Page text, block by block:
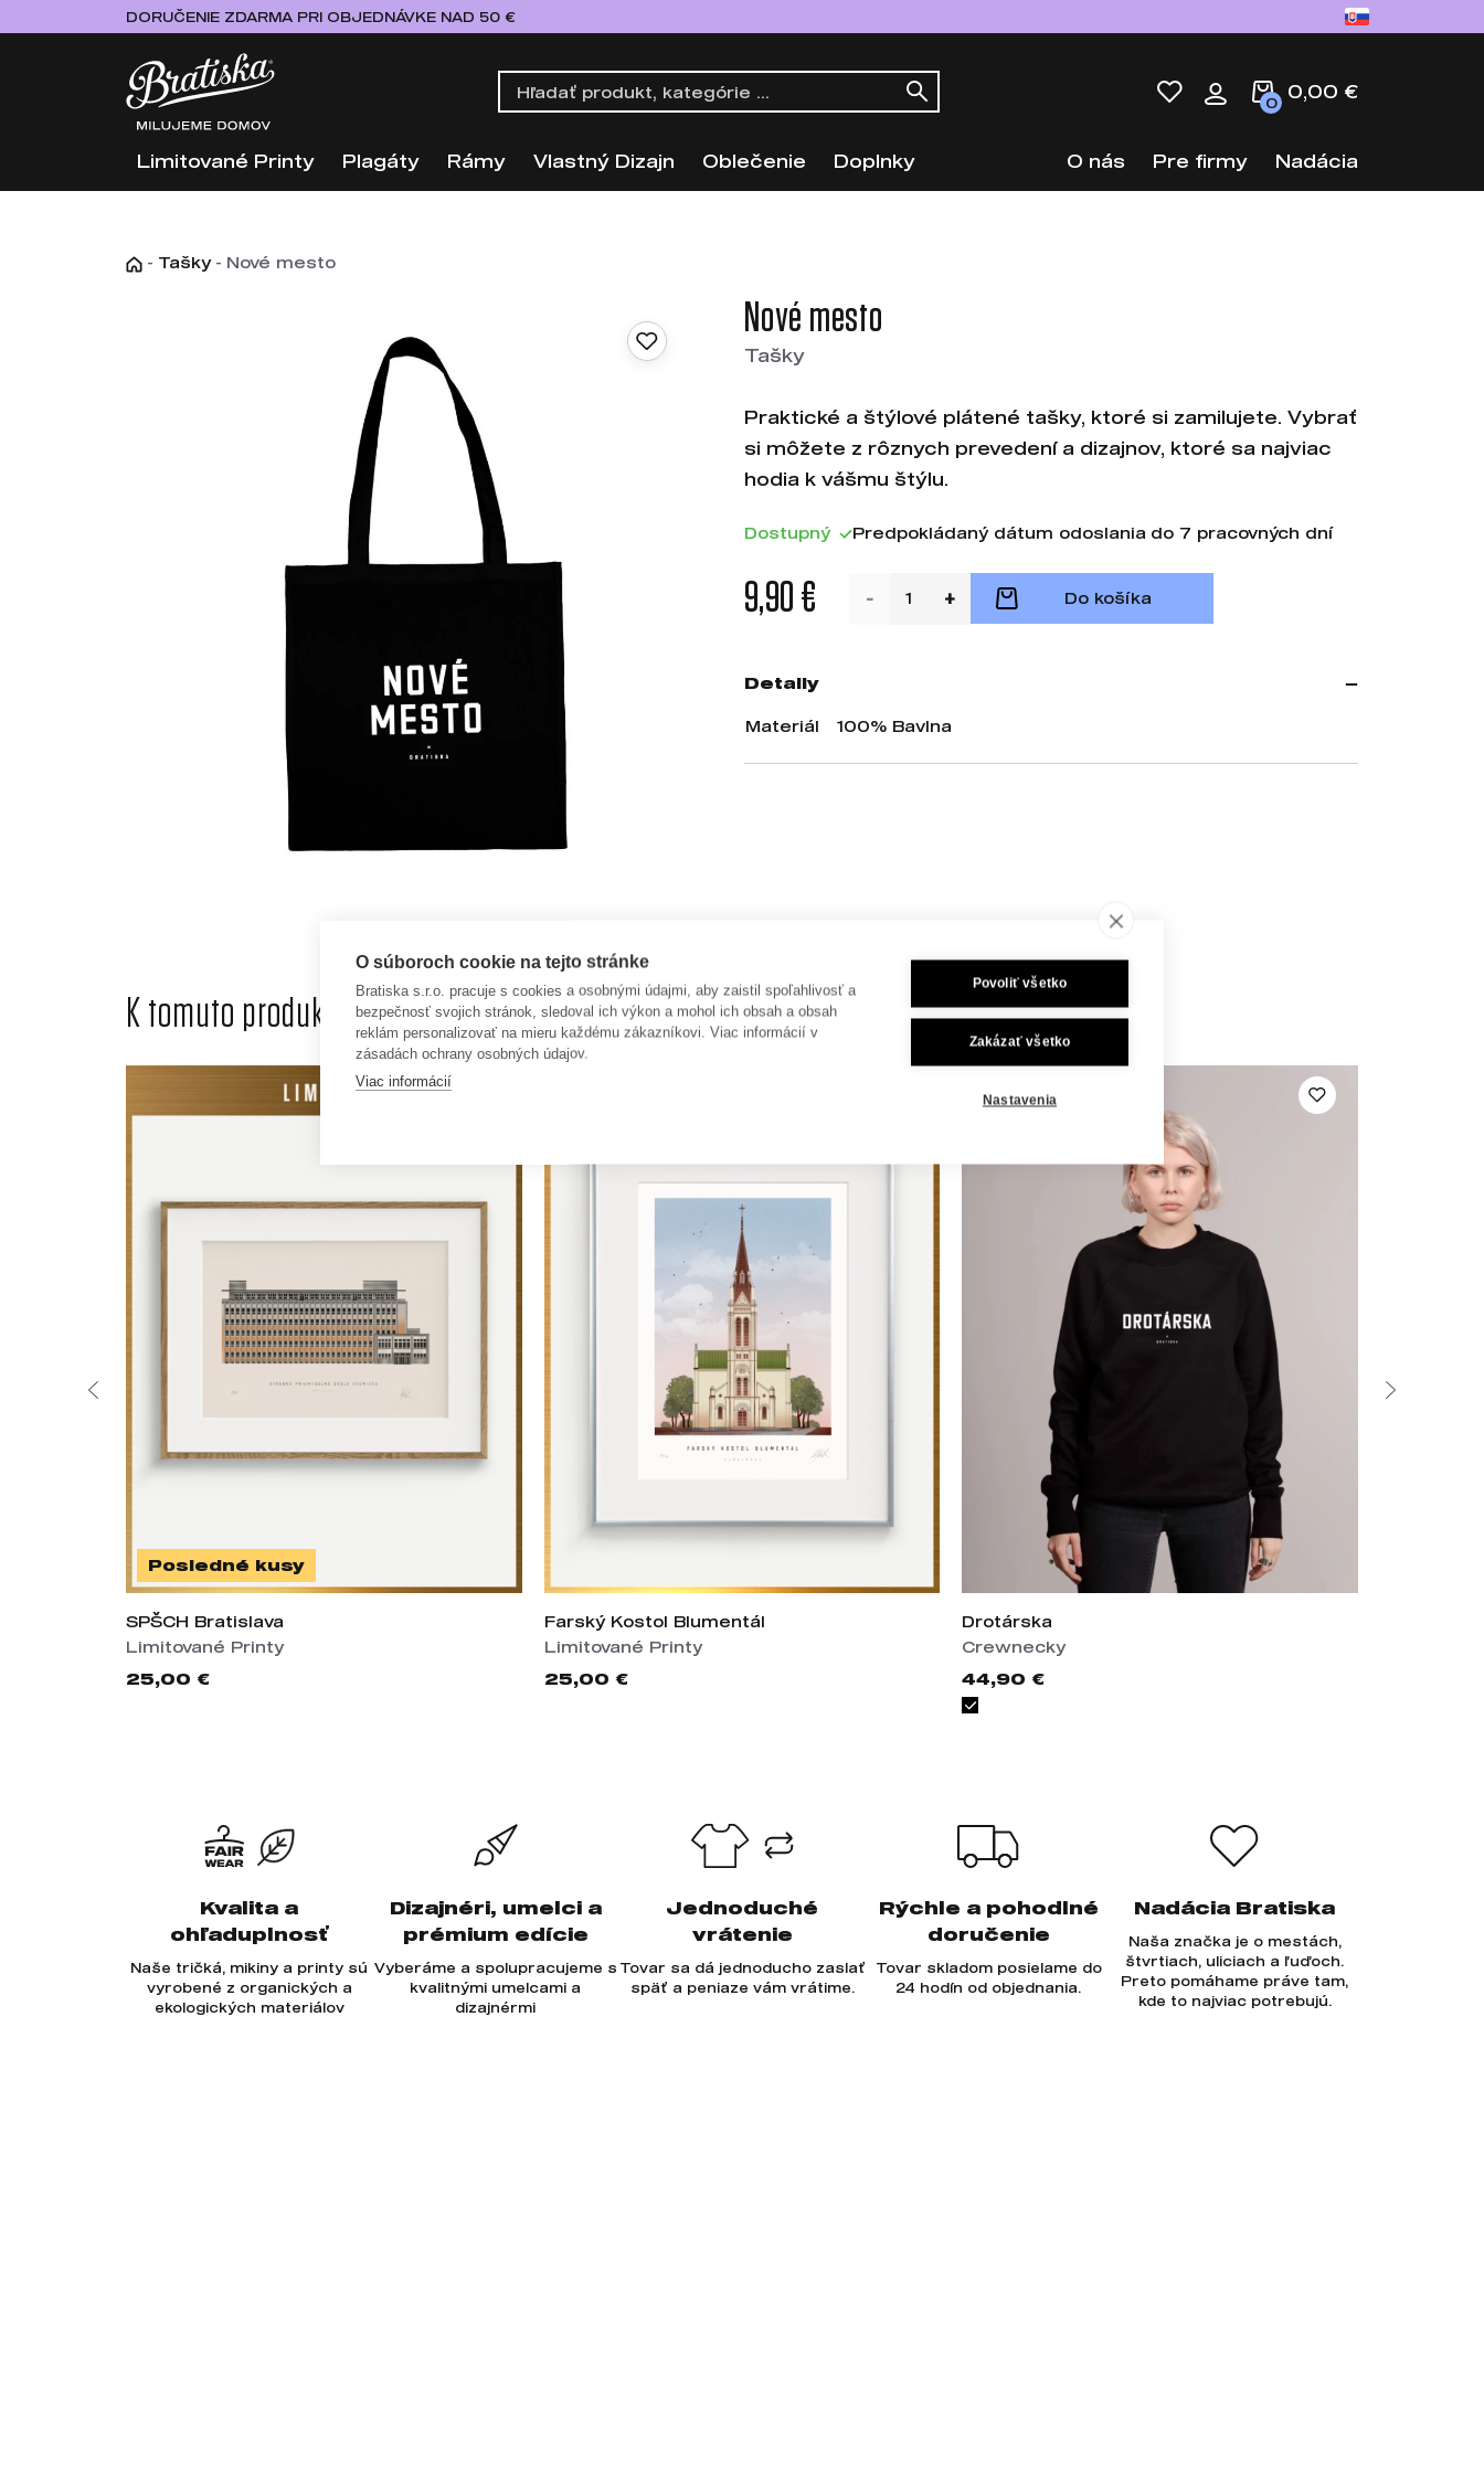
DORUČENIE ZDARMA PRI OBJEDNÁVKE NAD 50 €
0
0,00 €
Limitované Printy Plagáty Rámy Vlastný Dizajn Oblečenie Doplnky O nás Pre firmy Nadácia
- Tašky - Nové mesto
Nové mesto
Tašky
Praktické a štýlové plátené tašky, ktoré si zamilujete. Vybrať
si môžete z rôznych prevedení a dizajnov, ktoré sa najviac
hodia k vášmu štýlu.
Dostupný Predpokládaný dátum odoslania do 7 pracovných dní
9,90 € Do košíka
Detaily
Materiál 100% Bavlna
K tomuto produktu odporúčame dokúpiť aj
Posledné kusy
SPŠCH Bratislava
Limitované Printy
25,00 €
Farský Kostol Blumentál
Limitované Printy
25,00 €
Drotárska
Crewnecky
44,90 €
Kvalita a
ohľaduplnosť
Naše tričká, mikiny a printy sú
vyrobené z organických a
ekologických materiálov
Dizajnéri, umelci a
prémium edície
Vyberáme a spolupracujeme s
kvalitnými umelcami a
dizajnérmi
Jednoduché
vrátenie
Tovar sa dá jednoducho zaslať
späť a peniaze vám vrátime.
Rýchle a pohodlné
doručenie
Tovar skladom posielame do
24 hodín od objednania.
Nadácia Bratiska
Naša značka je o mestách,
štvrtiach, uliciach a ľuďoch.
Preto pomáhame práve tam,
kde to najviac potrebujú.
O súboroch cookie na tejto stránke
Bratiska s.r.o. pracuje s cookies a osobnými údajmi, aby zaistil spoľahlivosť a
bezpečnosť svojich stránok, sledoval ich výkon a mohol ich obsah a obsah
reklám personalizovať na mieru každému zákazníkovi. Viac informácií v
zásadách ochrany osobných údajov.
Viac informácií
Povoliť všetko
Zakázať všetko
Nastavenia